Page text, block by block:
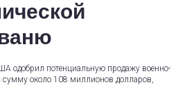
одобрил потенциальную продажу военно-
около 108 миллионов долларов,